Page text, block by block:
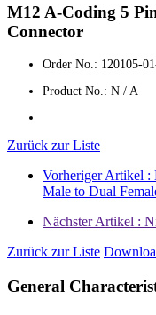
M12 A-Coding 5
Connector
Order No.: 120105-
Product No.: N / A
Zurück zur Liste
Vorheriger Artikel
Male to Dual
Nächster Artikel :
Zurück zur Liste
General